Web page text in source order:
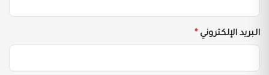
البريد الإلكتروني *